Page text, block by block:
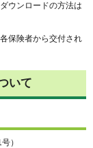
ウンロードの方法は
各保険者から交付され
いて
）